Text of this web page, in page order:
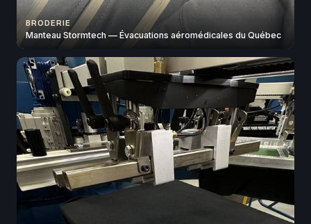
BRODERIE
Manteau Stormtech — Évacuations aéromédicales du Québec